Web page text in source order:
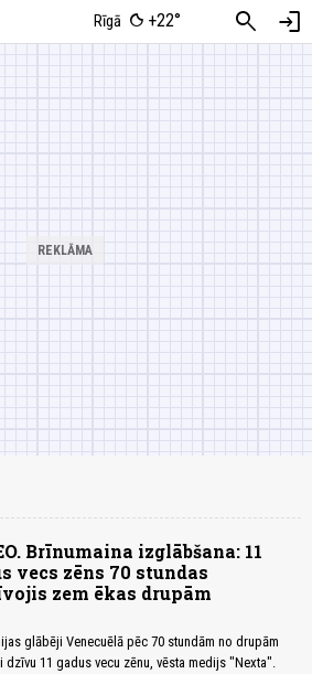
Rīgā +22° search login
Brīnumaina izglābšana: 11
vecs zēns 70 stundas
zem ēkas drupām
glābēji Venecuēlā pēc 70 stundām no drupām
dzīvu 11 gadus vecu zēnu, vēsta medijs "Nexta".